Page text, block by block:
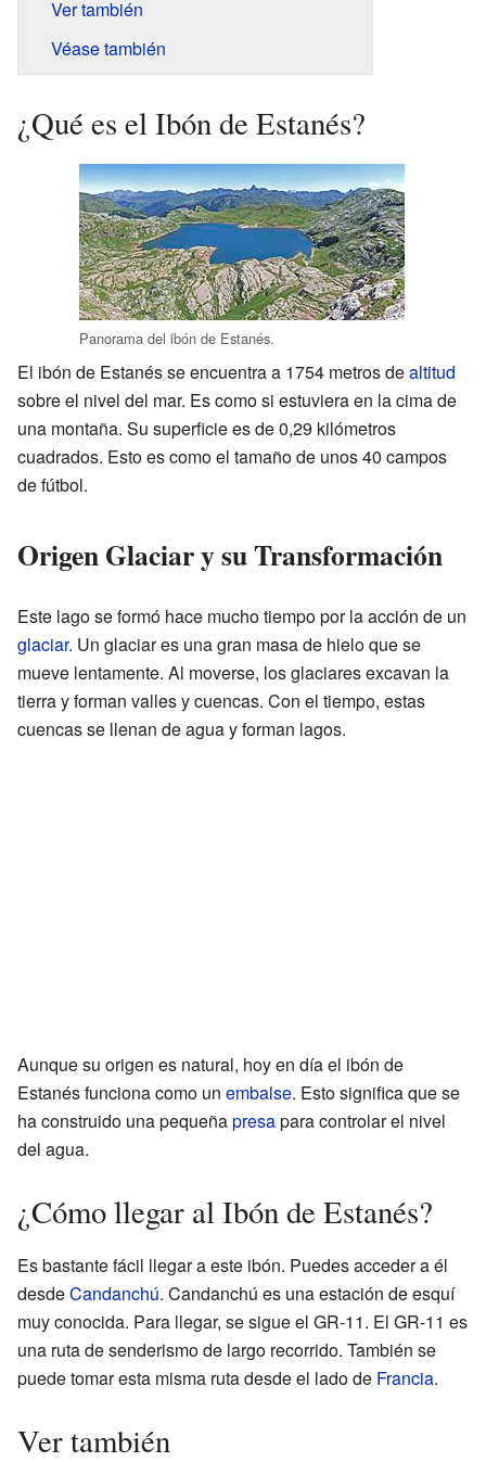
Ver también
Véase también
¿Qué es el Ibón de Estanés?
Panorama del ibón de Estanés.
El ibón de Estanés se encuentra a 1754 metros dealtitud
sobre el nivel del mar. Es como si estuviera en la cima de
una montaña. Su superficie es de 0,29 kilómetros
cuadrados. Esto es como el tamaño de unos 40 campos
de fútbol.
Origen Glaciar y su Transformación
Este lago se formó hace mucho tiempo por la acción de un
glaciar. Un glaciar es una gran masa de hielo que se
mueve lentamente. Al moverse, los glaciares excavan la
tierra y forman valles y cuencas. Con el tiempo, estas
cuencas se llenan de agua y forman lagos.
Aunque su origen es natural, hoy en día el ibón de
Estanés funciona como un embalse. Esto significa que se
ha construido una pequeñapresapara controlar el nivel
del agua.
¿Cómo llegar al Ibón de Estanés?
Es bastante fácil llegar a este ibón. Puedes acceder a él
desdeCandanchú. Candanchú es una estación de esquí
muy conocida. Para llegar, se sigue el GR-11. El GR-11 es
una ruta de senderismo de largo recorrido. También se
puede tomar esta misma ruta desde el lado de Francia.
Ver también